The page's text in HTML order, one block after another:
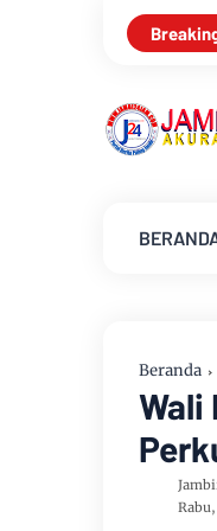
Beranda
Wali